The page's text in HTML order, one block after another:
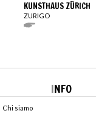
KUNSTHAUS ZÜRICH
ZURIGO
INFO
Chi siamo